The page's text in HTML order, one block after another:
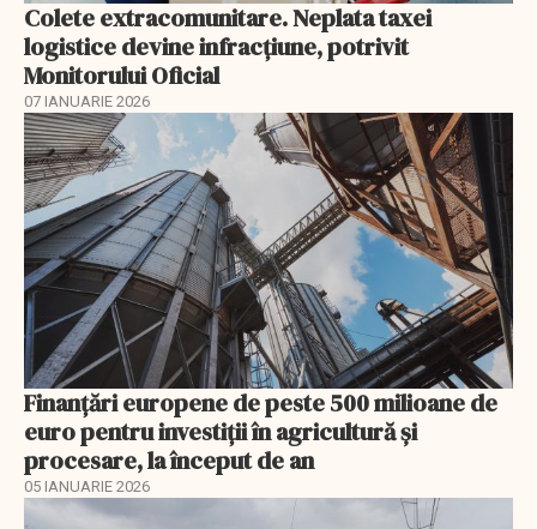
Colete extracomunitare. Neplata taxei
logistice devine infracțiune, potrivit
Monitorului Oficial
07 IANUARIE 2026
Finanţări europene de peste 500 milioane de
euro pentru investiţii în agricultură şi
procesare, la început de an
05 IANUARIE 2026